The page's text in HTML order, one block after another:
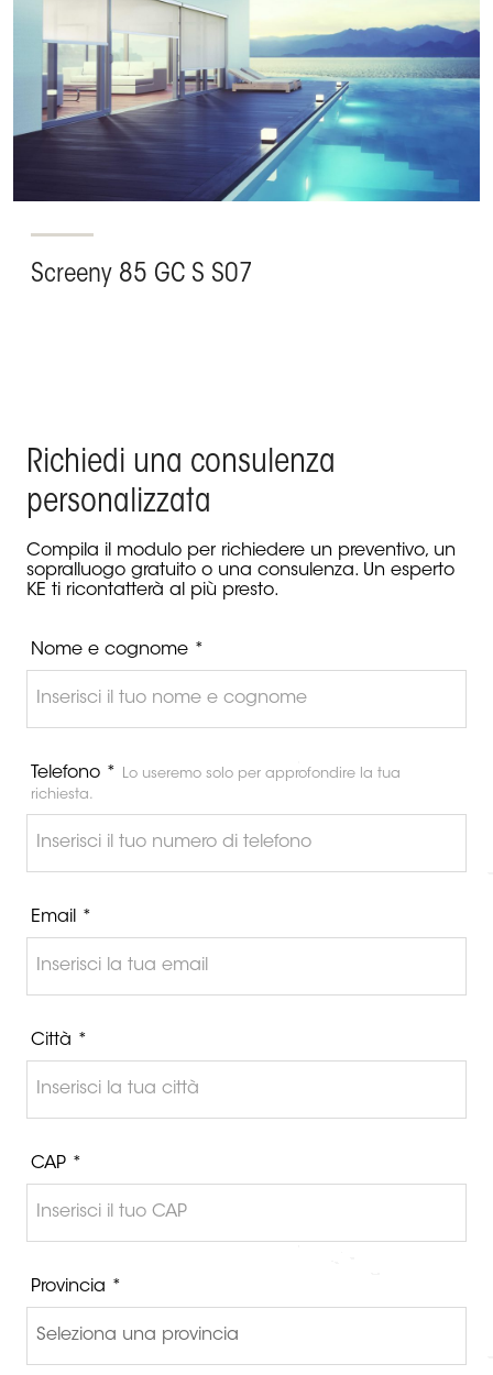
Screeny 85 GC S S07
Richiedi una consulenza
personalizzata
Compila il modulo per richiedere un preventivo, un
sopralluogo gratuito o una consulenza. Un esperto
KE ti ricontatterà al più presto.
Nome e cognome *
Telefono *
Lo useremo solo per approfondire la tua
richiesta.
Email *
Città *
CAP *
Provincia *